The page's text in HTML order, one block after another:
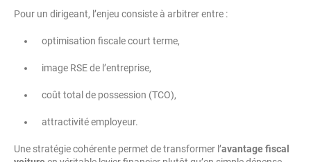
Pour un dirigeant, l’enjeu consiste à arbitrer entre :
optimisation fiscale court terme,
image RSE de l’entreprise,
coût total de possession (TCO),
attractivité employeur.
Une stratégie cohérente permet de transformer l’avantage fiscal